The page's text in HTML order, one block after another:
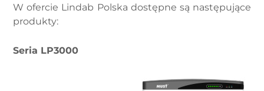
W ofercie Lindab Polska dostępne są następujące
produkty:
Seria LP3000